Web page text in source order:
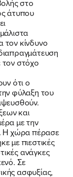
στο
άτυπου
τον κίνδυνο
στόχο
ότι ο
φύλαξη του
και
με την
Η χώρα πέρασε
με πιεστικές
ανάγκες
Σε
ασφυξίας,